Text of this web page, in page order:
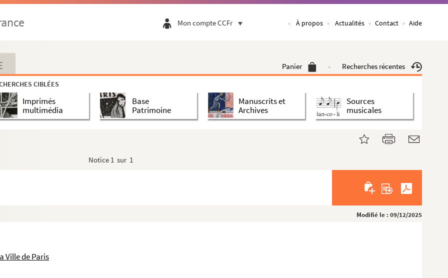
Mon compte CCFr À propos Actualités Contact Aide
Panier Recherches récentes
CIBLÉES
Imprimés
multimédia
Base
Patrimoine
Manuscrits et
Archives
Sources
musicales
Notice 1 sur 1
Modifié le : 09/12/2025
Ville de Paris